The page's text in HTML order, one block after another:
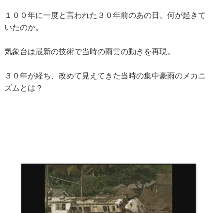
１００年に一度と言われた３０年前のあの日、何が起きて
いたのか。
気象台は最新の技術で当時の雨雲の動きを再現。
３０年が経ち、改めて見えてきた当時の集中豪雨のメカニ
ズムとは？